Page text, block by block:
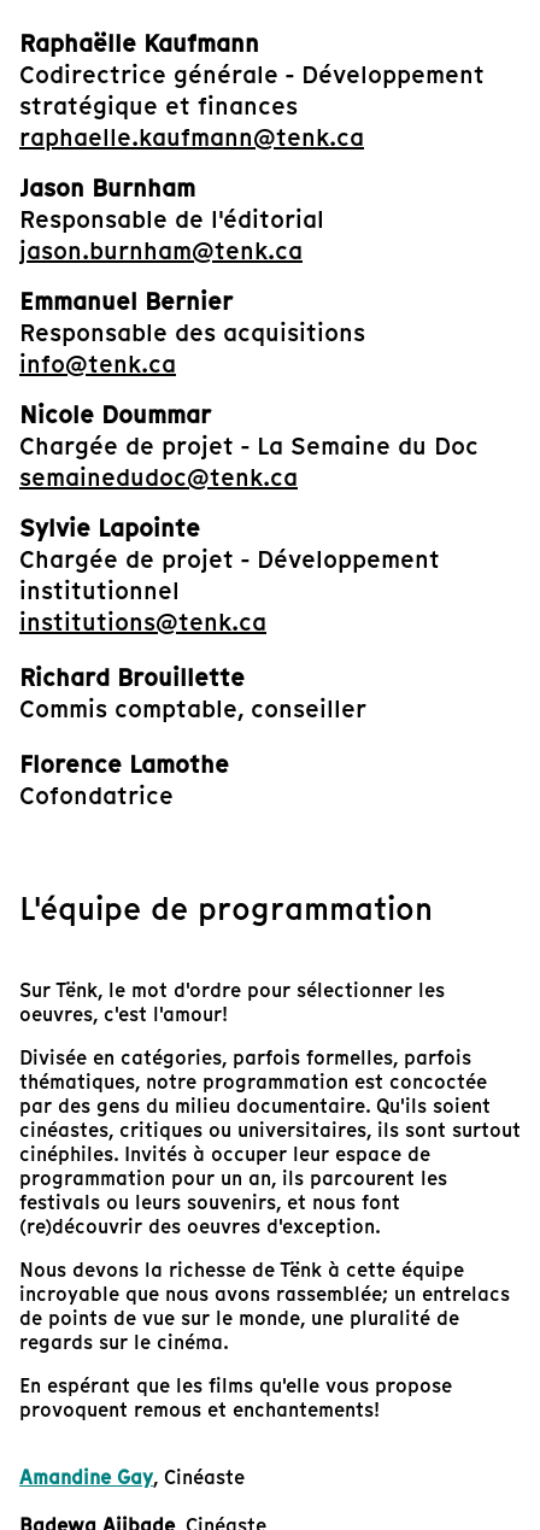
Raphaëlle Kaufmann
Codirectrice générale - Développement
stratégique et finances
raphaelle.kaufmann@tenk.ca
Jason Burnham
Responsable de l'éditorial
jason.burnham@tenk.ca
Emmanuel Bernier
Responsable des acquisitions
info@tenk.ca
Nicole Doummar
Chargée de projet - La Semaine du Doc
semainedudoc@tenk.ca
Sylvie Lapointe
Chargée de projet - Développement
institutionnel
institutions@tenk.ca
Richard Brouillette
Commis comptable, conseiller
Florence Lamothe
Cofondatrice
L'équipe de programmation
Sur Tënk, le mot d'ordre pour sélectionner les
oeuvres, c'est l'amour!
Divisée en catégories, parfois formelles, parfois
thématiques, notre programmation est concoctée
par des gens du milieu documentaire. Qu'ils soient
cinéastes, critiques ou universitaires, ils sont surtout
cinéphiles. Invités à occuper leur espace de
programmation pour un an, ils parcourent les
festivals ou leurs souvenirs, et nous font
(re)découvrir des oeuvres d'exception.
Nous devons la richesse de Tënk à cette équipe
incroyable que nous avons rassemblée; un entrelacs
de points de vue sur le monde, une pluralité de
regards sur le cinéma.
En espérant que les films qu'elle vous propose
provoquent remous et enchantements!
Amandine Gay, Cinéaste